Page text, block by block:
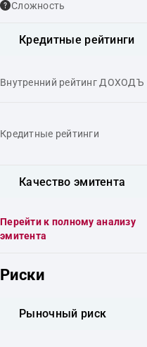
Сложность
Кредитные рейтинги
Внутренний рейтинг ДОХОДЪ
Кредитные рейтинги
Качество эмитента
Перейти к полному анализу
эмитента
Риски
Рыночный риск